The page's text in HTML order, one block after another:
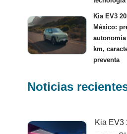
Kia EV3
México:
autonomía
km,
preventa
Noticias
Kia EV3